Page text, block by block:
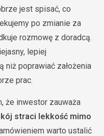
jest spisać, co
po zmianie za
rozmowę z doradcą.
lepiej
niż poprawiać założenia
prac.
że inwestor zauważa
straci lekkość mimo
warto ustalić